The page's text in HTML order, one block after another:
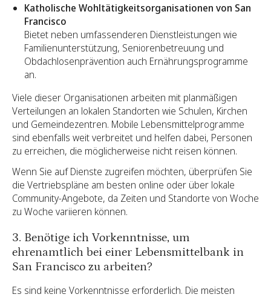
Katholische Wohltätigkeitsorganisationen von San
Francisco
Bietet neben umfassenderen Dienstleistungen wie
Familienunterstützung, Seniorenbetreuung und
Obdachlosenprävention auch Ernährungsprogramme
an.
Viele dieser Organisationen arbeiten mit planmäßigen
Verteilungen an lokalen Standorten wie Schulen, Kirchen
und Gemeindezentren. Mobile Lebensmittelprogramme
sind ebenfalls weit verbreitet und helfen dabei, Personen
zu erreichen, die möglicherweise nicht reisen können.
Wenn Sie auf Dienste zugreifen möchten, überprüfen Sie
die Vertriebspläne am besten online oder über lokale
Community-Angebote, da Zeiten und Standorte von Woche
zu Woche variieren können.
3. Benötige ich Vorkenntnisse, um
ehrenamtlich bei einer Lebensmittelbank in
San Francisco zu arbeiten?
Es sind keine Vorkenntnisse erforderlich. Die meisten